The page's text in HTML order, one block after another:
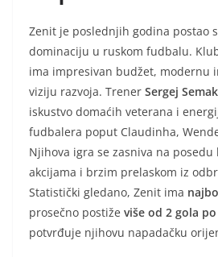
Zenit je poslednjih godina postao
dominaciju u ruskom fudbalu.
ima impresivan budžet, modernu
viziju razvoja. Trener Sergej Semak
iskustvo domaćih veterana i
fudbalera poput Claudinha,
Njihova igra se zasniva na
akcijama i brzim prelaskom iz
Statistički gledano, Zenit ima
prosečno postiže više od 2 gola
potvrđuje njihovu napadačku